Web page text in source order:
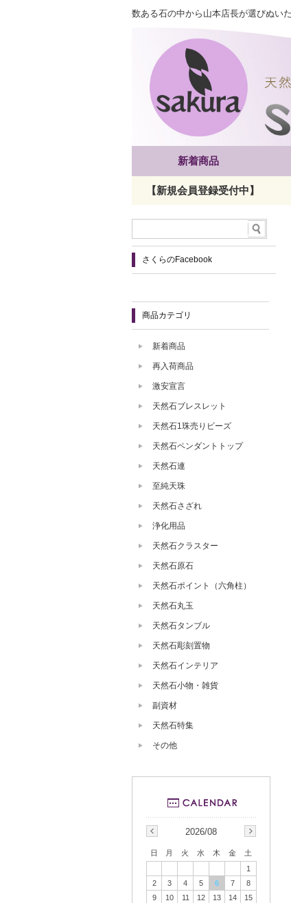
数ある石の中から山本店長が選びぬい
新着商品
【新規会員登録受付中】
さくらのFacebook
商品カテゴリ
新着商品
再入荷商品
激安宣言
天然石ブレスレット
天然石1珠売りビーズ
天然石ペンダントトップ
天然石連
至純天珠
天然石さざれ
浄化用品
天然石クラスター
天然石原石
天然石ポイント（六角柱）
天然石丸玉
天然石タンブル
天然石彫刻置物
天然石インテリア
天然石小物・雑貨
副資材
天然石特集
その他
2026/08
日 月 火 水 木 金
土
1
2
3 4 5 6 7
8
9
10 11 12 13 14
15